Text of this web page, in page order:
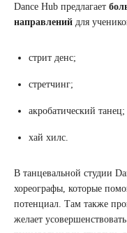
Dance Hub предлагает
направлений для
стрит денс;
стретчинг;
акробатический танец;
хай хилс.
В танцевальной студии
хореографы, которые
потенциал. Там также
желает